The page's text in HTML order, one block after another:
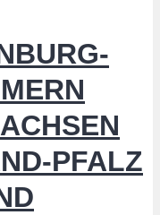
PFALZ